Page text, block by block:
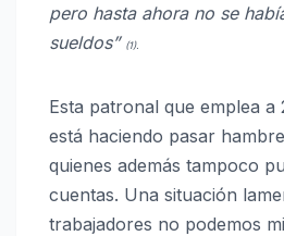
pero hasta ahora no se
sueldos” (1).
Esta patronal que emplea a
está haciendo pasar
quienes además tampoco
cuentas. Una situación
trabajadores no podemos